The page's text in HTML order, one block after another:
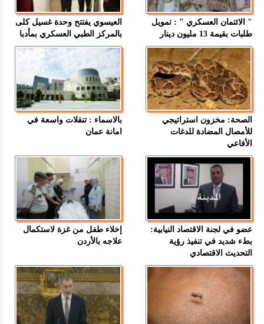
" الائتمان العسكري " : تمويل
طلبات بقيمة 13 مليون دينار
العيسوي يفتتح وحدة غسيل كلى
بالمركز الطبي العسكري بمأدبا
الصحة: مخزون استراتيجي
للأمصال المضادة للدغات
الأفاعي
بالاسماء : تنقلات واسعة في
امانة عمان
عضو في لجنة الاقتصاد النيابية:
بطء شديد في تنفيذ رؤية
التحديث الاقتصادي
إخلاء طفل من غزة لاستكمال
علاجه بالأردن